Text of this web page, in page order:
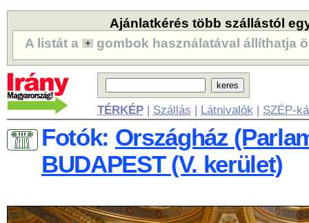
Ajánlatkérés több szállástól
A listát a
gombok használatával állíthatja
TÉRKÉP| Szállás | Látnivalók | SZÉP-
Fotók: Országház
BUDAPEST (V. kerület)